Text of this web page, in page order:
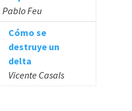
Pablo Feu
Cómo se
destruye un
delta
Vicente Casals